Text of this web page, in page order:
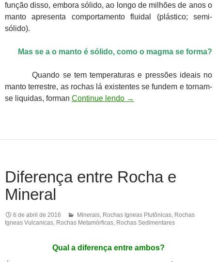
função disso, embora sólido, ao longo de milhões de anos o
manto apresenta comportamento fluidal (plástico; semi-
sólido).
Mas se a o manto é sólido, como o magma se forma?
Quando se tem temperaturas e pressões ideais no
manto terrestre, as rochas lá existentes se fundem e tornam-
se liquidas, forman Continue lendo →
Diferença entre Rocha e
Mineral
6 de abril de 2016 Minerais Rochas Igneas Plutônicas Rochas
Igneas Vulcanicas Rochas Metamórficas Rochas Sedimentares
Qual a diferença entre ambos?